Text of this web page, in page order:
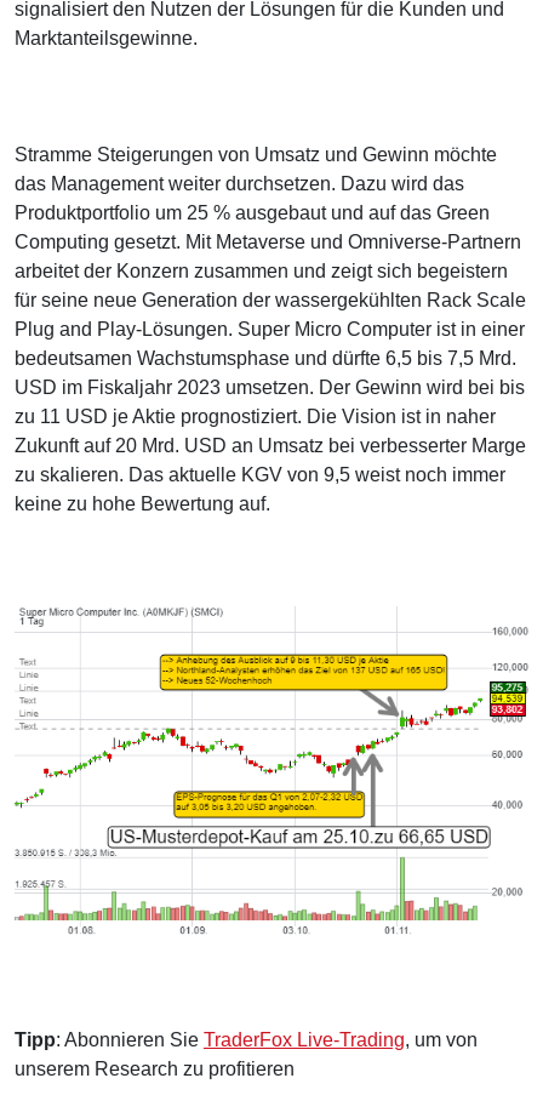
signalisiert den Nutzen der Lösungen für die Kunden und
Marktanteilsgewinne.
Stramme Steigerungen von Umsatz und Gewinn möchte
das Management weiter durchsetzen. Dazu wird das
Produktportfolio um 25 % ausgebaut und auf das Green
Computing gesetzt. Mit Metaverse und Omniverse-Partnern
arbeitet der Konzern zusammen und zeigt sich begeistern
für seine neue Generation der wassergekühlten Rack Scale
Plug and Play-Lösungen. Super Micro Computer ist in einer
bedeutsamen Wachstumsphase und dürfte 6,5 bis 7,5 Mrd.
USD im Fiskaljahr 2023 umsetzen. Der Gewinn wird bei bis
zu 11 USD je Aktie prognostiziert. Die Vision ist in naher
Zukunft auf 20 Mrd. USD an Umsatz bei verbesserter Marge
zu skalieren. Das aktuelle KGV von 9,5 weist noch immer
keine zu hohe Bewertung auf.
Tipp: Abonnieren Sie TraderFox Live-Trading, um von
unserem Research zu profitieren